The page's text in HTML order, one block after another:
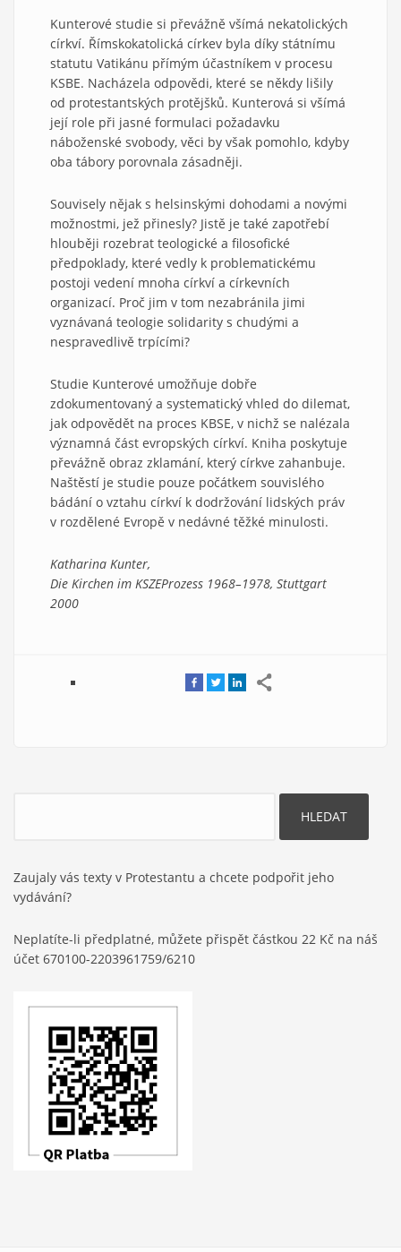
Kunterové studie si převážně všímá nekatolických
církví. Římskokatolická církev byla díky státnímu
statutu Vatikánu přímým účastníkem v procesu
KSBE. Nacházela odpovědi, které se někdy lišily
od protestantských protějšků. Kunterová si všímá
její role při jasné formulaci požadavku
náboženské svobody, věci by však pomohlo, kdyby
oba tábory porovnala zásadněji.
Souvisely nějak s helsinskými dohodami a novými
možnostmi, jež přinesly? Jistě je také zapotřebí
hlouběji rozebrat teologické a filosofické
předpoklady, které vedly k problematickému
postoji vedení mnoha církví a církevních
organizací. Proč jim v tom nezabránila jimi
vyznávaná teologie solidarity s chudými a
nespravedlivě trpícími?
Studie Kunterové umožňuje dobře
zdokumentovaný a systematický vhled do dilemat,
jak odpovědět na proces KBSE, v nichž se nalézala
významná část evropských církví. Kniha poskytuje
převážně obraz zklamání, který církve zahanbuje.
Naštěstí je studie pouze počátkem souvislého
bádání o vztahu církví k dodržování lidských práv
v rozdělené Evropě v nedávné těžké minulosti.
Katharina Kunter,
Die Kirchen im KSZEProzess 1968–1978, Stuttgart
2000
Zaujaly vás texty v Protestantu a chcete podpořit jeho
vydávání?
Neplatíte-li předplatné, můžete přispět částkou 22 Kč na náš
účet 670100-2203961759/6210